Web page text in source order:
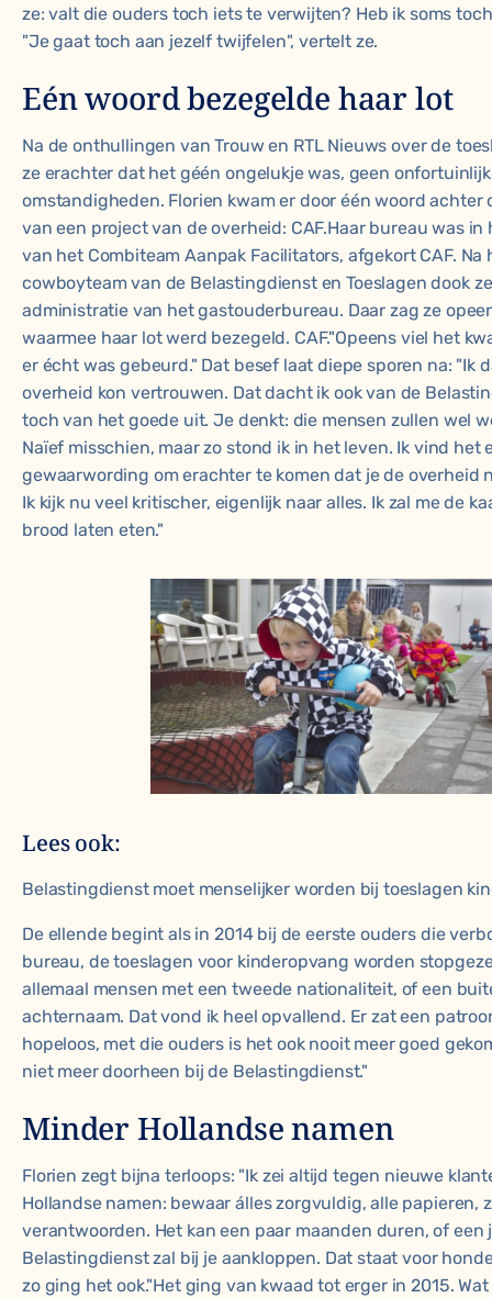
ze: valt die ouders toch iets te verwijten? Heb ik soms
"Je gaat toch aan jezelf twijfelen", vertelt ze.
Eén woord bezegelde haar lot
Na de onthullingen van Trouw en RTL Nieuws over de
ze erachter dat het géén ongelukje was, geen
omstandigheden. Florien kwam er door één woord achter
van een project van de overheid: CAF.Haar bureau was
van het Combiteam Aanpak Facilitators, afgekort CAF.
cowboyteam van de Belastingdienst en Toeslagen dook
administratie van het gastouderbureau. Daar zag ze
waarmee haar lot werd bezegeld. CAF."Opeens viel het
er écht was gebeurd." Dat besef laat diepe sporen na: "Ik
overheid kon vertrouwen. Dat dacht ik ook van de
toch van het goede uit. Je denkt: die mensen zullen wel
Naïef misschien, maar zo stond ik in het leven. Ik vind het
gewaarwording om erachter te komen dat je de overheid
Ik kijk nu veel kritischer, eigenlijk naar alles. Ik zal me de
brood laten eten."
Lees ook:
Belastingdienst moet menselijker worden bij toeslagen
De ellende begint als in 2014 bij de eerste ouders die
bureau, de toeslagen voor kinderopvang worden
allemaal mensen met een tweede nationaliteit, of een
achternaam. Dat vond ik heel opvallend. Er zat een
hopeloos, met die ouders is het ook nooit meer goed
niet meer doorheen bij de Belastingdienst."
Minder Hollandse namen
Florien zegt bijna terloops: "Ik zei altijd tegen nieuwe
Hollandse namen: bewaar álles zorgvuldig, alle papieren,
verantwoorden. Het kan een paar maanden duren, of een
Belastingdienst zal bij je aankloppen. Dat staat voor
zo ging het ook."Het ging van kwaad tot erger in 2015.